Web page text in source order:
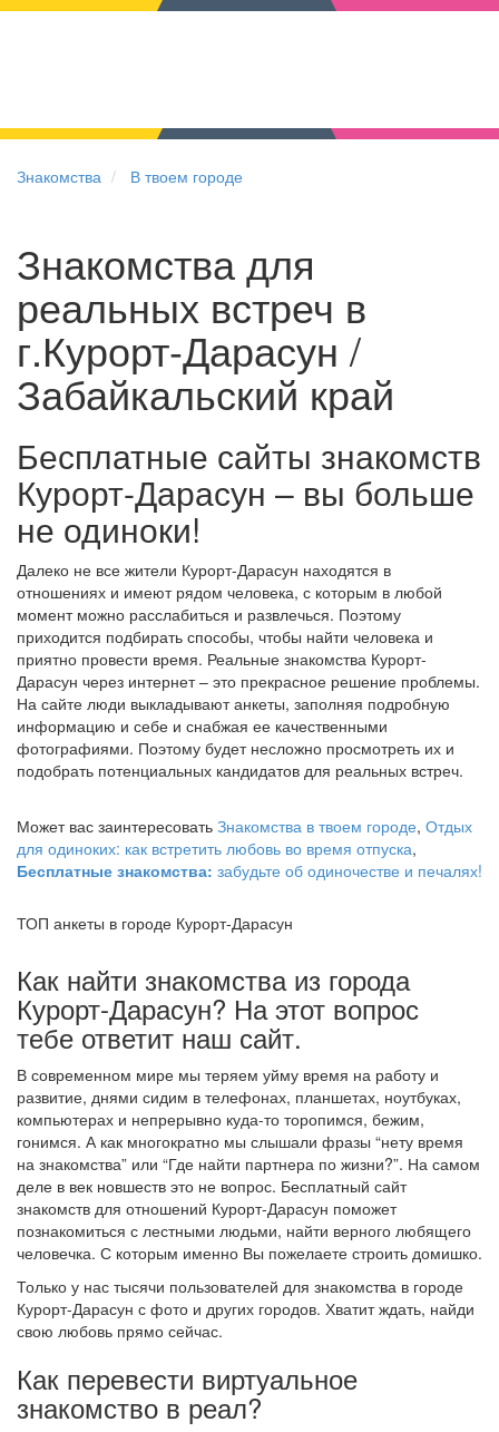
Знакомства В твоем городе
Знакомства для
реальных встреч в
г.Курорт-Дарасун /
Забайкальский край
Бесплатные сайты знакомств
Курорт-Дарасун – вы больше
не одиноки!
Далеко не все жители Курорт-Дарасун находятся в
отношениях и имеют рядом человека, с которым в любой
момент можно расслабиться и развлечься. Поэтому
приходится подбирать способы, чтобы найти человека и
приятно провести время. Реальные знакомства Курорт-
Дарасун через интернет – это прекрасное решение проблемы.
На сайте люди выкладывают анкеты, заполняя подробную
информацию и себе и снабжая ее качественными
фотографиями. Поэтому будет несложно просмотреть их и
подобрать потенциальных кандидатов для реальных встреч.
Может вас заинтересовать Знакомства в твоем городе, Отдых
для одиноких: как встретить любовь во время отпуска,
Бесплатные знакомства: забудьте об одиночестве и печалях!
ТОП анкеты в городе Курорт-Дарасун
Как найти знакомства из города
Курорт-Дарасун? На этот вопрос
тебе ответит наш сайт.
В современном мире мы теряем уйму время на работу и
развитие, днями сидим в телефонах, планшетах, ноутбуках,
компьютерах и непрерывно куда-то торопимся, бежим,
гонимся. А как многократно мы слышали фразы “нету время
на знакомства” или “Где найти партнера по жизни?”. На самом
деле в век новшеств это не вопрос. Бесплатный сайт
знакомств для отношений Курорт-Дарасун поможет
познакомиться с лестными людьми, найти верного любящего
человечка. С которым именно Вы пожелаете строить домишко.
Только у нас тысячи пользователей для знакомства в городе
Курорт-Дарасун с фото и других городов. Хватит ждать, найди
свою любовь прямо сейчас.
Как перевести виртуальное
знакомство в реал?